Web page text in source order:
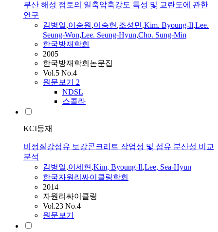
부산 해성 점토의 일축압축강도 특성 및 교란도에 관한
연구
김병일,이승원,이승현,조성민,Kim. Byoung-Il,Lee.
Seung-Won,Lee. Seung-Hyun,Cho. Sung-Min
한국방재학회
2005
한국방재학회논문집
Vol.5 No.4
원문보기 2
NDSL
스콜라
KCI등재
비정질강섬유 보강콘크리트 작업성 및 섬유 분산성 비교
분석
김병일,이세현,Kim, Byoung-Il,Lee, Sea-Hyun
한국자원리싸이클링학회
2014
자원리싸이클링
Vol.23 No.4
원문보기